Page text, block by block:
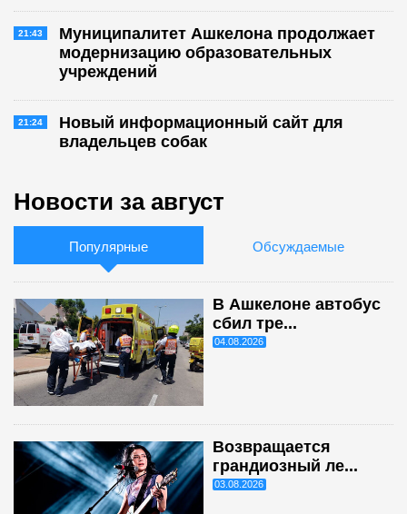
21:43
Муниципалитет Ашкелона продолжает
модернизацию образовательных
учреждений
21:24
Новый информационный сайт для
владельцев собак
Новости за август
Популярные Обсуждаемые
В Ашкелоне автобус
сбил тре...
04.08.2026
Возвращается
грандиозный ле...
03.08.2026